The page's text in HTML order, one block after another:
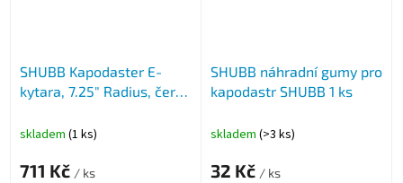
SHUBB Kapodaster E-
kytara, 7.25" Radius, černá
skladem (1 ks)
711 Kč / ks
SHUBB náhradní gumy pro
kapodastr SHUBB 1 ks
skladem (>3 ks)
32 Kč / ks